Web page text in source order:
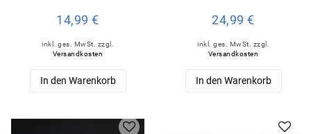
14,99 €
inkl. ges. MwSt.
zzgl.
Versandkosten
In den Warenkorb
24,99 €
inkl. ges. MwSt.
zzgl.
Versandkosten
In den Warenkorb